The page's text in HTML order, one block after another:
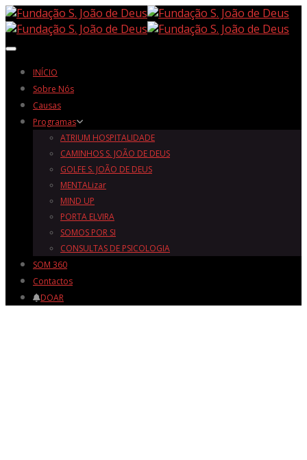
Toggle navigation
INÍCIO
Sobre Nós
Causas
Programas
ATRIUM HOSPITALIDADE
CAMINHOS S. JOÃO DE DEUS
GOLFE S. JOÃO DE DEUS
MENTALizar
MIND UP
PORTA ELVIRA
SOMOS POR SI
CONSULTAS DE PSICOLOGIA
SOM 360
Contactos
DOAR